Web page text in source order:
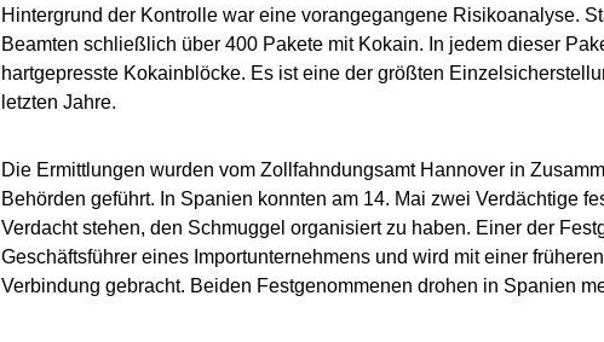
Hintergrund der Kontrolle war eine vorangegangene Risikoanalyse.
Beamten schließlich über 400 Pakete mit Kokain. In jedem dieser
hartgepresste Kokainblöcke. Es ist eine der größten
letzten Jahre.
Die Ermittlungen wurden vom Zollfahndungsamt Hannover in
Behörden geführt. In Spanien konnten am 14. Mai zwei Verdächtige
Verdacht stehen, den Schmuggel organisiert zu haben. Einer der
Geschäftsführer eines Importunternehmens und wird mit einer
Verbindung gebracht. Beiden Festgenommenen drohen in Spanien